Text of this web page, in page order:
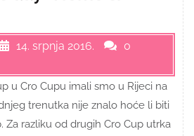
14. srpnja 2016.
0
u Cro Cupu imali smo u Rijeci na
trenutka nije znalo hoće li biti
Za razliku od drugih Cro Cup utrka